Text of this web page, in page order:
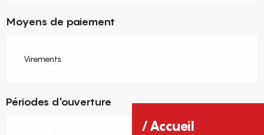
Accueil
Moyens de paiement
Virements
Périodes d'ouverture